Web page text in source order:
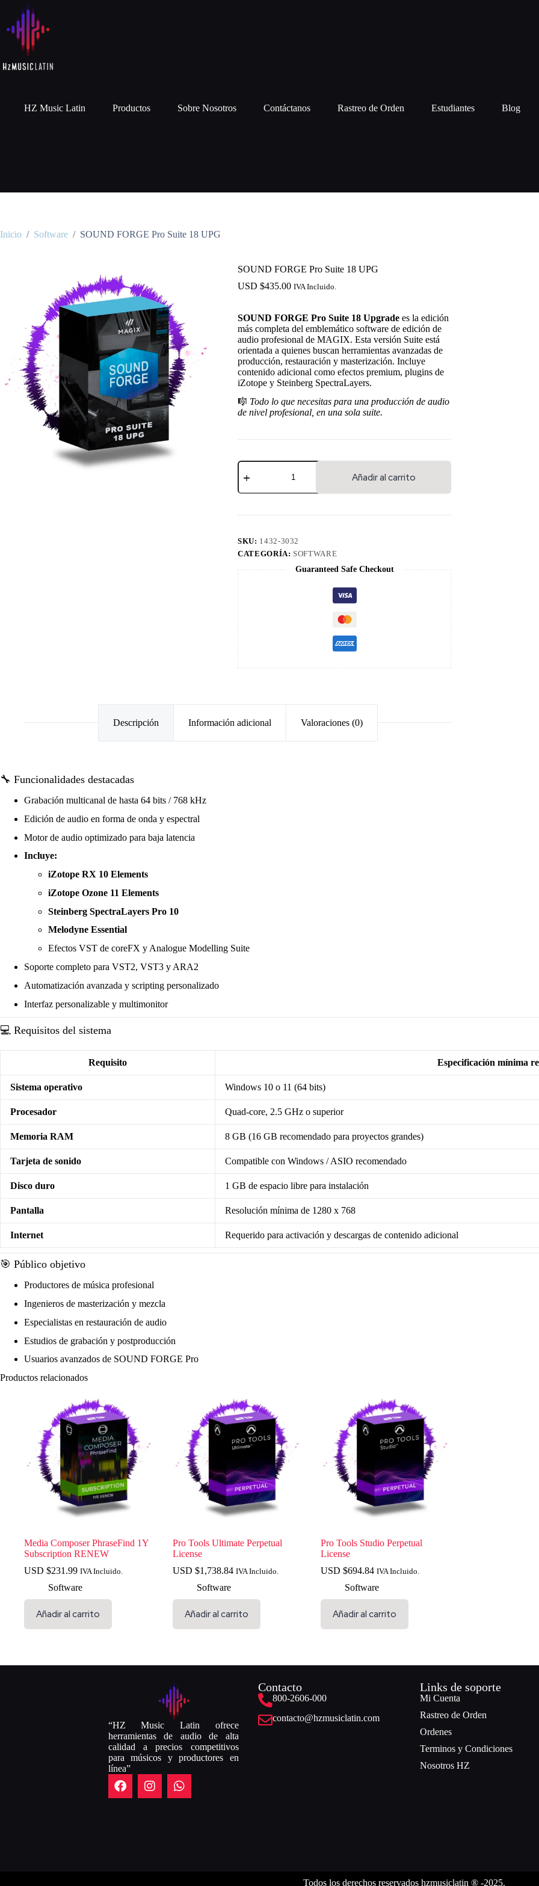
HZ Music Latin Productos Sobre Nosotros Contáctanos Rastreo de Orden Estudiantes Blog
Inicio / Software / SOUND FORGE Pro Suite 18 UPG
SOUND FORGE Pro Suite 18 UPG
USD $435.00 IVA Incluido.
SOUND FORGE Pro Suite 18 Upgrade es la edición
más completa del emblemático software de edición de
audio profesional de MAGIX. Esta versión Suite está
orientada a quienes buscan herramientas avanzadas de
producción, restauración y masterización. Incluye
contenido adicional como efectos premium, plugins de
iZotope y Steinberg SpectraLayers.
🎼 Todo lo que necesitas para una producción de audio
de nivel profesional, en una sola suite.
Añadir al carrito
SKU: 1432-3032
CATEGORÍA: SOFTWARE
Guaranteed Safe Checkout
Descripción Información adicional Valoraciones (0)
🔧 Funcionalidades destacadas
Grabación multicanal de hasta 64 bits / 768 kHz
Edición de audio en forma de onda y espectral
Motor de audio optimizado para baja latencia
Incluye:
iZotope RX 10 Elements
iZotope Ozone 11 Elements
Steinberg SpectraLayers Pro 10
Melodyne Essential
Efectos VST de coreFX y Analogue Modelling Suite
Soporte completo para VST2, VST3 y ARA2
Automatización avanzada y scripting personalizado
Interfaz personalizable y multimonitor
💻 Requisitos del sistema
Requisito Especificación mínima
Sistema operativo Windows 10 o 11 (64 bits)
Procesador Quad-core, 2.5 GHz o superior
Memoria RAM 8 GB (16 GB recomendado para proyectos grandes)
Tarjeta de sonido Compatible con Windows / ASIO recomendado
Disco duro 1 GB de espacio libre para instalación
Pantalla Resolución mínima de 1280 x 768
Internet Requerido para activación y descargas de contenido adicional
🎯 Público objetivo
Productores de música profesional
Ingenieros de masterización y mezcla
Especialistas en restauración de audio
Estudios de grabación y postproducción
Usuarios avanzados de SOUND FORGE Pro
Productos relacionados
Media Composer PhraseFind 1Y
Subscription RENEW
USD $231.99 IVA Incluido.
Software
Añadir al carrito
Pro Tools Ultimate Perpetual
License
USD $1,738.84 IVA Incluido.
Software
Añadir al carrito
Pro Tools Studio Perpetual
License
USD $694.84 IVA Incluido.
Software
Añadir al carrito
“HZ Music Latin ofrece
herramientas de audio de alta
calidad a precios competitivos
para músicos y productores en
línea”
Contacto
800-2606-000
contacto@hzmusiclatin.com
Links de soporte
Mi Cuenta
Rastreo de Orden
Ordenes
Terminos y Condiciones
Nosotros HZ
Todos los derechos reservados hzmusiclatin ® -2025.